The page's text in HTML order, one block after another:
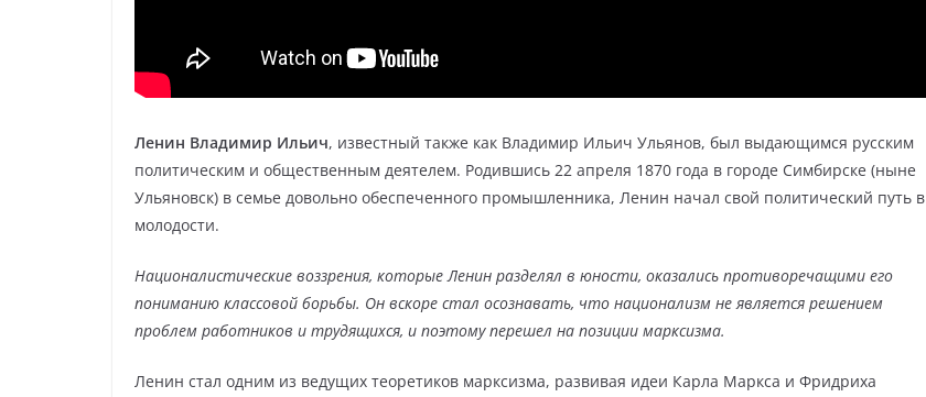
Ленин Владимир Ильич, известный также как Владимир Ильич Ульянов, был выдающимся русским
политическим и общественным деятелем. Родившись 22 апреля 1870 года в городе Симбирске (ныне
Ульяновск) в семье довольно обеспеченного промышленника, Ленин начал свой политический путь в
молодости.
Националистические воззрения, которые Ленин разделял в юности, оказались противоречащими его
пониманию классовой борьбы. Он вскоре стал осознавать, что национализм не является решением
проблем работников и трудящихся, и поэтому перешел на позиции марксизма.
Ленин стал одним из ведущих теоретиков марксизма, развивая идеи Карла Маркса и Фридриха